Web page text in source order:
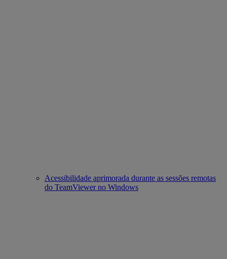
Acessibilidade aprimorada durante as sessões remotas
do TeamViewer no Windows